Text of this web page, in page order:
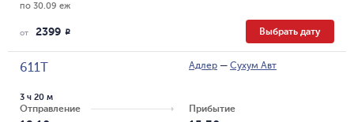
по 30.09 еж
от 2399 R Выбрать дату
611Т Адлер — Сухум Авт
Отправление
3 ч 20 м
Прибытие